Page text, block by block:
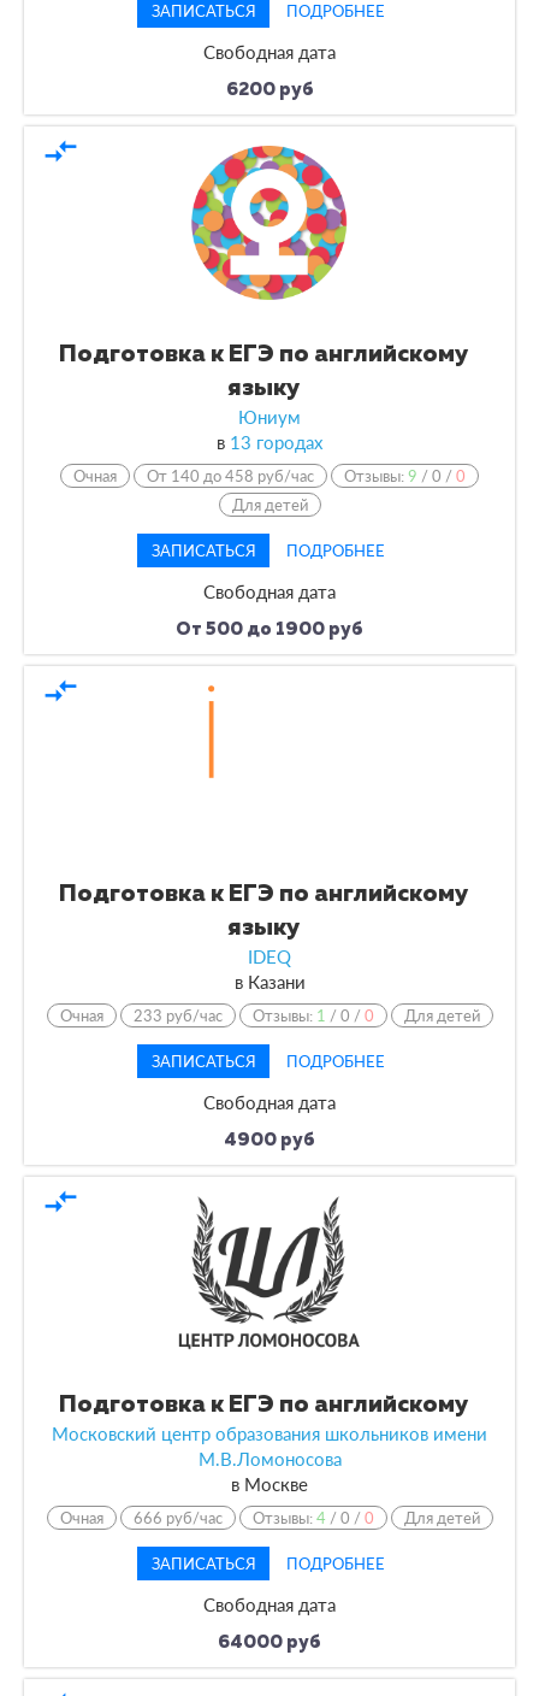
ЗАПИСАТЬСЯ ПОДРОБНЕЕ
Свободная дата
6200 руб
compare_arrows
Подготовка к ЕГЭ по английскому
языку
Юниум
в 13 городах
Очная От 140 до 458 руб/час Отзывы:9 /0 /0
Для детей
ЗАПИСАТЬСЯ ПОДРОБНЕЕ
Свободная дата
От 500 до 1900 руб
compare_arrows
Подготовка к ЕГЭ по английскому
языку
IDEQ
вКазани
Очная 233 руб/час Отзывы: 1 /0 /0 Для детей
ЗАПИСАТЬСЯ ПОДРОБНЕЕ
Свободная дата
4900 руб
compare_arrows
Подготовка к ЕГЭ по английскому
Московский центр образования школьников имени
М.В.Ломоносова
в Москве
Очная 666 руб/час Отзывы:4 /0 /0 Для детей
ЗАПИСАТЬСЯ ПОДРОБНЕЕ
Свободная дата
64000 руб